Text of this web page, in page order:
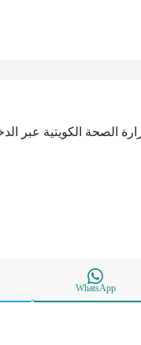
الكويتية عبر
WhatsApp